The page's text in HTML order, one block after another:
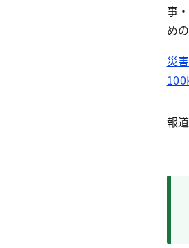
事
め
災
報